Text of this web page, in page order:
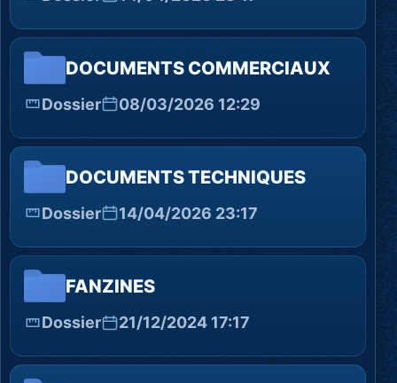
DOCUMENTS COMMERCIAUX
Dossier 08/03/2026 12:29
DOCUMENTS TECHNIQUES
Dossier 14/04/2026 23:17
FANZINES
Dossier 21/12/2024 17:17